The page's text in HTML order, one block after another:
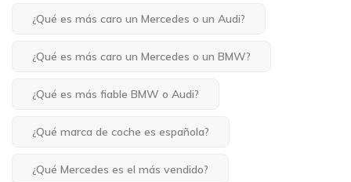
¿Qué es más caro un Mercedes o un Audi?
¿Qué es más caro un Mercedes o un BMW?
¿Qué es más fiable BMW o Audi?
¿Qué marca de coche es española?
¿Qué Mercedes es el más vendido?